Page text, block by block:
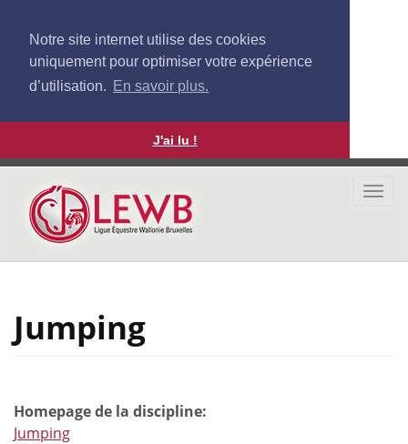
Notre site internet utilise des cookies
uniquement pour optimiser votre expérience
d’utilisation. En savoir plus.
J'ai lu !
Aller
contenu
principal
Jumping
Homepage de la discipline:
Jumping